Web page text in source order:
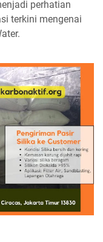
perhatian
terkini mengenai